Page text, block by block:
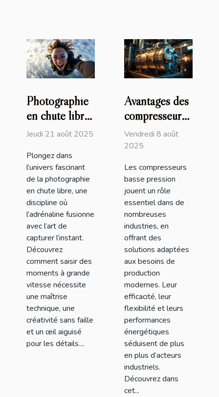
Photographie
en chute libre
: capturer des
grande vitesse
Jeudi 21 août 2025
Plongez dans
l’univers fascinant
de la photographie
en chute libre, une
discipline où
l’adrénaline fusionne
avec l’art de
capturer l’instant.
Découvrez
comment saisir des
moments à grande
vitesse nécessite
une maîtrise
technique, une
créativité sans faille
et un œil aiguisé
pour les détails....
Avantages des
compresseurs
basse pression
dans les
modernes
Vendredi 8 août
2025
Les compresseurs
basse pression
jouent un rôle
essentiel dans de
nombreuses
industries, en
offrant des
solutions adaptées
aux besoins de
production
modernes. Leur
efficacité, leur
flexibilité et leurs
performances
énergétiques
séduisent de plus
en plus d’acteurs
industriels.
Découvrez dans
cet...